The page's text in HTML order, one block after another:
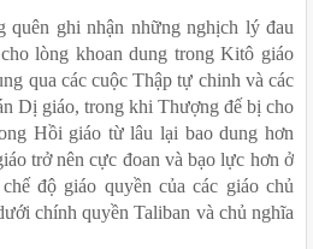
quên ghi nhận những nghịch lý đau
lòng khoan dung trong Kitô giáo
qua các cuộc Thập tự chinh và các
Dị giáo, trong khi Thượng đế bị cho
Hồi giáo từ lâu lại bao dung hơn
trở nên cực đoan và bạo lực hơn ở
độ giáo quyền của các giáo chủ
chính quyền Taliban và chủ nghĩa